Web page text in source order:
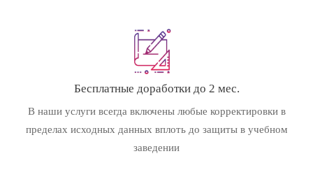
Бесплатные доработки до 2 мес.
В наши услуги всегда включены любые корректировки в
пределах исходных данных вплоть до защиты в учебном
заведении